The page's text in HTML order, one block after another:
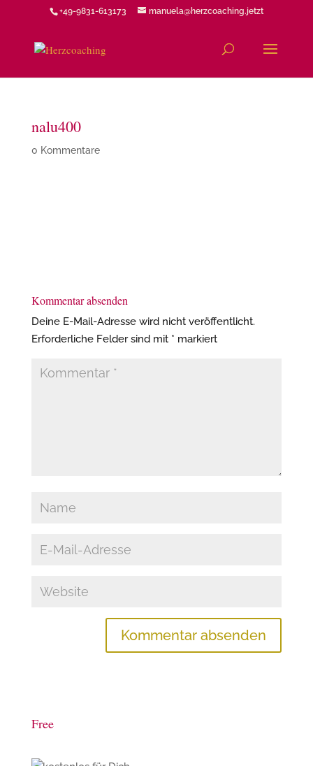
+49-9831-613173 manuela@herzcoaching.jetzt
nalu400
0 Kommentare
Kommentar absenden
Deine E-Mail-Adresse wird nicht veröffentlicht.
Erforderliche Felder sind mit * markiert
Free